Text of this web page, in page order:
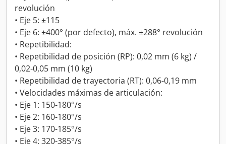
revolución
• Eje 5: ±115
• Eje 6: ±400° (por defecto), máx. ±288° revolución
• Repetibilidad:
• Repetibilidad de posición (RP): 0,02 mm (6 kg) /
0,02-0,05 mm (10 kg)
• Repetibilidad de trayectoria (RT): 0,06-0,19 mm
• Velocidades máximas de articulación:
• Eje 1: 150-180°/s
• Eje 2: 160-180°/s
• Eje 3: 170-185°/s
• Eje 4: 320-385°/s